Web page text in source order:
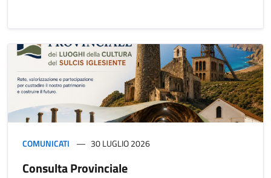
COMUNICATI 30 LUGLIO 2026
Consulta Provinciale